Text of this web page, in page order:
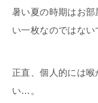
暑い夏の時期はお
い一枚なのではない
正直、個人的には
い…。